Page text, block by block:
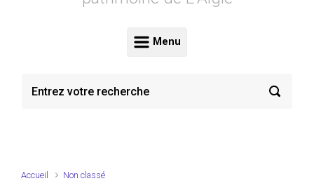
Menu
Accueil
Non classé